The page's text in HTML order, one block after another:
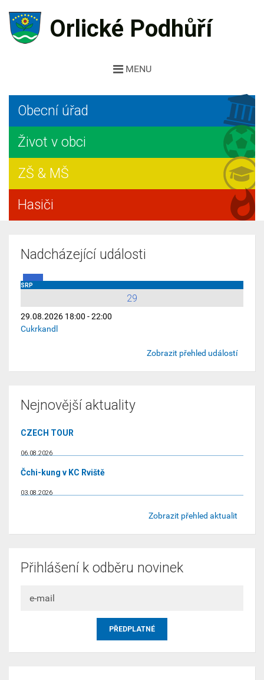
Orlické Podhůří
MENU
Obecní úřad
Život v obci
ZŠ & MŠ
Hasiči
Nadcházející události
SRP
29
29.08.2026 18:00 - 22:00
Cukrkandl
Zobrazit přehled událostí
Nejnovější aktuality
CZECH TOUR
06.08.2026
Čchi-kung v KC Rviště
03.08.2026
Zobrazit přehled aktualit
Přihlášení k odběru novinek